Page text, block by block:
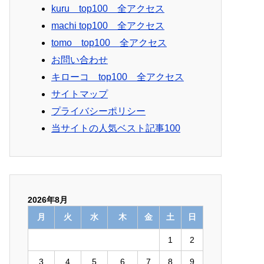
kuru top100 全アクセス
machi top100 全アクセス
tomo top100 全アクセス
お問い合わせ
キローコ top100 全アクセス
サイトマップ
プライバシーポリシー
当サイトの人気ベスト記事100
2026年8月
月
火 水 木 金 土 日
1 2
3 4 5 6 7 8 9